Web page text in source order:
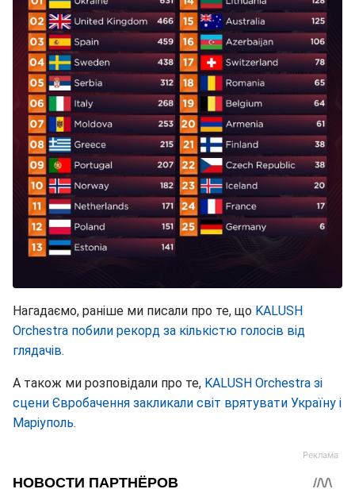
Нагадаємо, раніше ми писали про те, що KALUSH
Orchestra побили рекорд за кількістю голосів від
глядачів.
А також ми розповідали про те, KALUSH Orchestra зі
сцени Євробачення закликали світ врятувати Україну і
Маріуполь.